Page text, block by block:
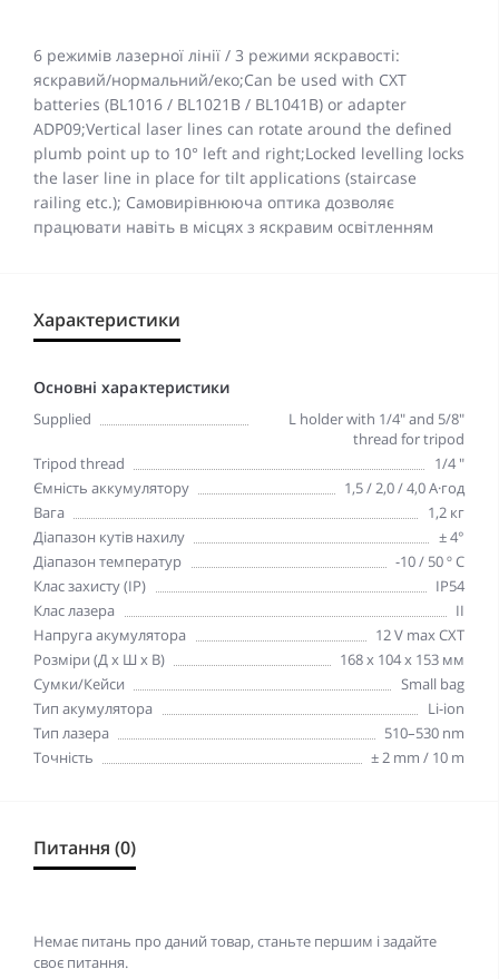
6 режимів лазерної лінії / 3 режими яскравості:
яскравий/нормальний/еко;Can be used with CXT
batteries (BL1016 / BL1021B / BL1041B) or adapter
ADP09;Vertical laser lines can rotate around the defined
plumb point up to 10° left and right;Locked levelling locks
the laser line in place for tilt applications (staircase
railing etc.); Самовирівнююча оптика дозволяє
працювати навіть в місцях з яскравим освітленням
Характеристики
Основні характеристики
Supplied
L holder with 1/4" and 5/8"
thread for tripod
Tripod thread
1/4 "
Ємність аккумулятору
1,5 / 2,0 / 4,0 А·год
Вага
1,2 кг
Діапазон кутів нахилу
± 4°
Діапазон температур
-10 / 50 º C
Клас захисту (IP)
IP54
Клас лазера
II
Напруга акумулятора
12 V max CXT
Розміри (Д х Ш х В)
168 x 104 x 153 мм
Сумки/Кейси
Small bag
Тип акумулятора
Li-ion
Тип лазера
510–530 nm
Точність
± 2 mm / 10 m
Питання (0)
Немає питань про даний товар, станьте першим і задайте
своє питання.